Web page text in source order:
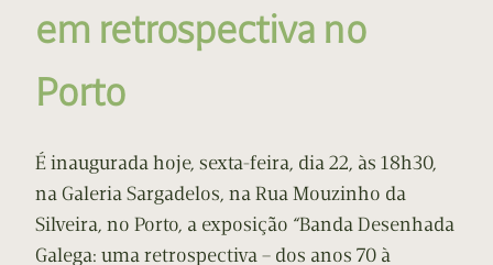
em retrospectiva no
Porto
É inaugurada hoje, sexta-feira, dia 22, às 18h30,
na Galeria Sargadelos, na Rua Mouzinho da
Silveira, no Porto, a exposição “Banda Desenhada
Galega: uma retrospectiva – dos anos 70 à